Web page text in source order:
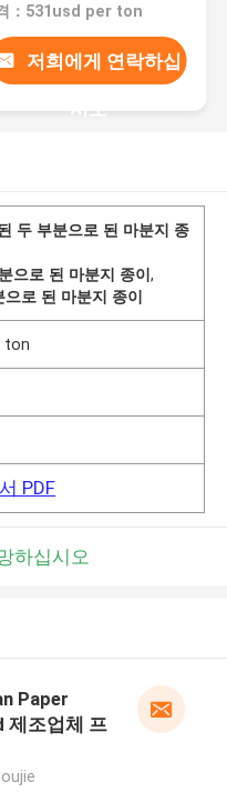
：531usd per ton
저희에게 연락하십
시오
두 부분으로 된 마분지 종
으로 된 마분지 종이,
으로 된 마분지 종이
ton
PDF
하십시오
Paper
제조업체 프